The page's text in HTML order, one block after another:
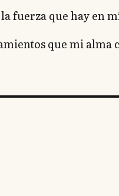
fuerza que hay en
que mi alma